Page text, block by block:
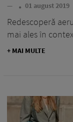
— 01 august 2019
Redescoperă
mai ales în
+ MAI MULTE